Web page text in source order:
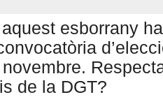
esborrany
de la DGT?